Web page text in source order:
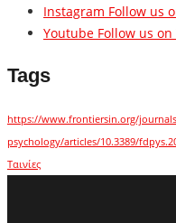
Instagram Follow us
Youtube Follow us
Tags
https://www.frontiersin.org/
psychology/articles/10.3389/
Ταινίες